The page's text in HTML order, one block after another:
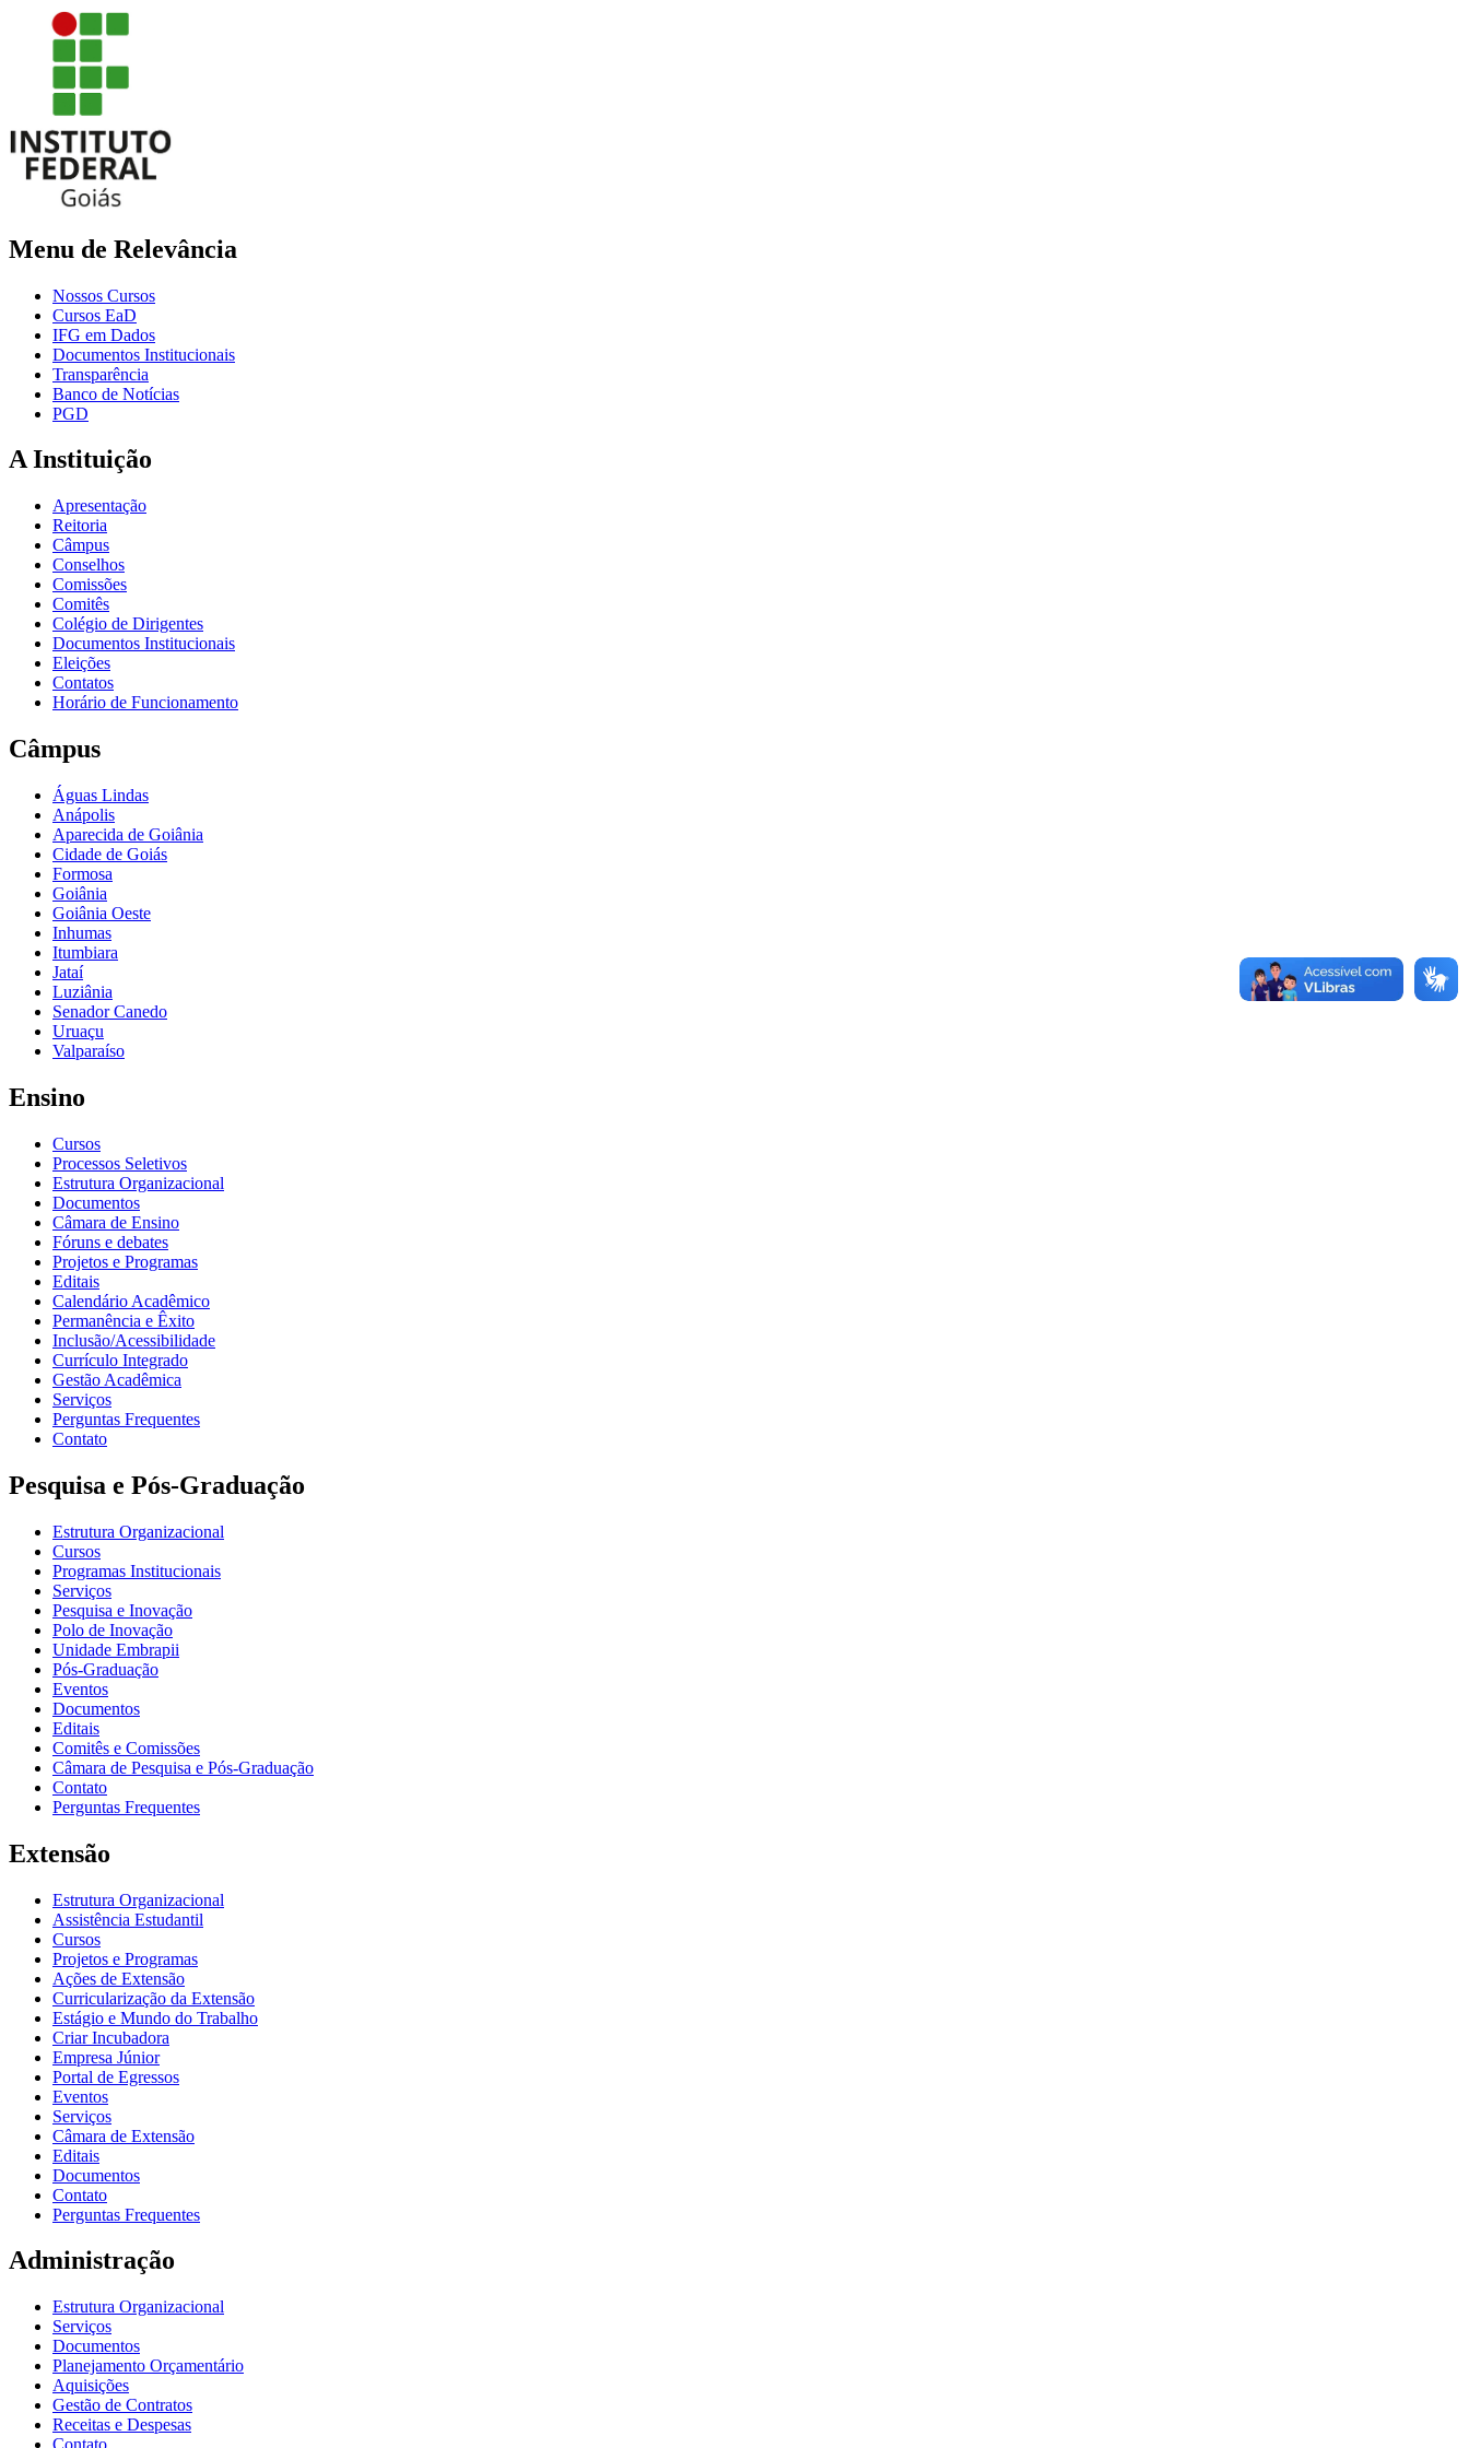
Menu de Relevância
Nossos Cursos
Cursos EaD
IFG em Dados
Documentos Institucionais
Transparência
Banco de Notícias
PGD
A Instituição
Apresentação
Reitoria
Câmpus
Conselhos
Comissões
Comitês
Colégio de Dirigentes
Documentos Institucionais
Eleições
Contatos
Horário de Funcionamento
Câmpus
Águas Lindas
Anápolis
Aparecida de Goiânia
Cidade de Goiás
Formosa
Goiânia
Goiânia Oeste
Inhumas
Itumbiara
Jataí
Luziânia
Senador Canedo
Uruaçu
Valparaíso
Ensino
Cursos
Processos Seletivos
Estrutura Organizacional
Documentos
Câmara de Ensino
Fóruns e debates
Projetos e Programas
Editais
Calendário Acadêmico
Permanência e Êxito
Inclusão/Acessibilidade
Currículo Integrado
Gestão Acadêmica
Serviços
Perguntas Frequentes
Contato
Pesquisa e Pós-Graduação
Estrutura Organizacional
Cursos
Programas Institucionais
Serviços
Pesquisa e Inovação
Polo de Inovação
Unidade Embrapii
Pós-Graduação
Eventos
Documentos
Editais
Comitês e Comissões
Câmara de Pesquisa e Pós-Graduação
Contato
Perguntas Frequentes
Extensão
Estrutura Organizacional
Assistência Estudantil
Cursos
Projetos e Programas
Ações de Extensão
Curricularização da Extensão
Estágio e Mundo do Trabalho
Criar Incubadora
Empresa Júnior
Portal de Egressos
Eventos
Serviços
Câmara de Extensão
Editais
Documentos
Contato
Perguntas Frequentes
Administração
Estrutura Organizacional
Serviços
Documentos
Planejamento Orçamentário
Aquisições
Gestão de Contratos
Receitas e Despesas